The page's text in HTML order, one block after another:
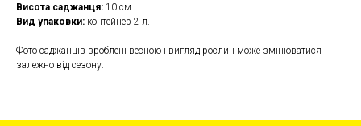
Висота саджанця: 10 см.
Вид упаковки: контейнер 2 л.
Фото саджанців зроблені весною і вигляд рослин може змінюватися
залежно від сезону.